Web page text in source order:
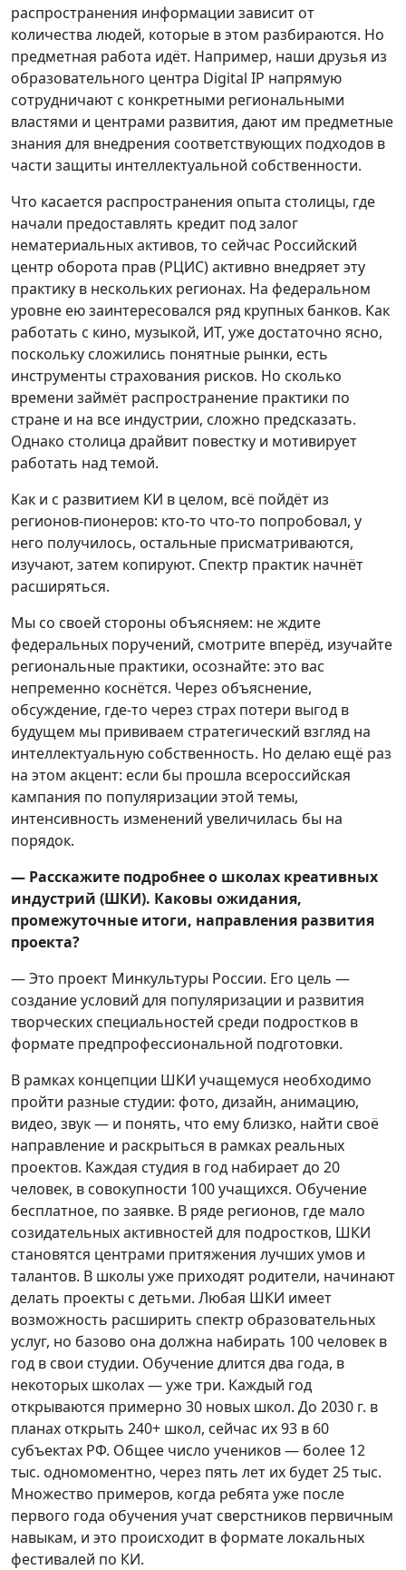
распространения информации зависит от
количества людей, которые в этом разбираются. Но
предметная работа идёт. Например, наши друзья из
образовательного центра Digital IP напрямую
сотрудничают с конкретными региональными
властями и центрами развития, дают им предметные
знания для внедрения соответствующих подходов в
части защиты интеллектуальной собственности.
Что касается распространения опыта столицы, где
начали предоставлять кредит под залог
нематериальных активов, то сейчас Российский
центр оборота прав (РЦИС) активно внедряет эту
практику в нескольких регионах. На федеральном
уровне ею заинтересовался ряд крупных банков. Как
работать с кино, музыкой, ИТ, уже достаточно ясно,
поскольку сложились понятные рынки, есть
инструменты страхования рисков. Но сколько
времени займёт распространение практики по
стране и на все индустрии, сложно предсказать.
Однако столица драйвит повестку и мотивирует
работать над темой.
Как и с развитием КИ в целом, всё пойдёт из
регионов-пионеров: кто-то что-то попробовал, у
него получилось, остальные присматриваются,
изучают, затем копируют. Спектр практик начнёт
расширяться.
Мы со своей стороны объясняем: не ждите
федеральных поручений, смотрите вперёд, изучайте
региональные практики, осознайте: это вас
непременно коснётся. Через объяснение,
обсуждение, где-то через страх потери выгод в
будущем мы прививаем стратегический взгляд на
интеллектуальную собственность. Но делаю ещё раз
на этом акцент: если бы прошла всероссийская
кампания по популяризации этой темы,
интенсивность изменений увеличилась бы на
порядок.
— Расскажите подробнее о школах креативных
индустрий (ШКИ). Каковы ожидания,
промежуточные итоги, направления развития
проекта?
— Это проект Минкультуры России. Его цель —
создание условий для популяризации и развития
творческих специальностей среди подростков в
формате предпрофессиональной подготовки.
В рамках концепции ШКИ учащемуся необходимо
пройти разные студии: фото, дизайн, анимацию,
видео, звук — и понять, что ему близко, найти своё
направление и раскрыться в рамках реальных
проектов. Каждая студия в год набирает до 20
человек, в совокупности 100 учащихся. Обучение
бесплатное, по заявке. В ряде регионов, где мало
созидательных активностей для подростков, ШКИ
становятся центрами притяжения лучших умов и
талантов. В школы уже приходят родители, начинают
делать проекты с детьми. Любая ШКИ имеет
возможность расширить спектр образовательных
услуг, но базово она должна набирать 100 человек в
год в свои студии. Обучение длится два года, в
некоторых школах — уже три. Каждый год
открываются примерно 30 новых школ. До 2030 г. в
планах открыть 240+ школ, сейчас их 93 в 60
субъектах РФ. Общее число учеников — более 12
тыс. одномоментно, через пять лет их будет 25 тыс.
Множество примеров, когда ребята уже после
первого года обучения учат сверстников первичным
навыкам, и это происходит в формате локальных
фестивалей по КИ.